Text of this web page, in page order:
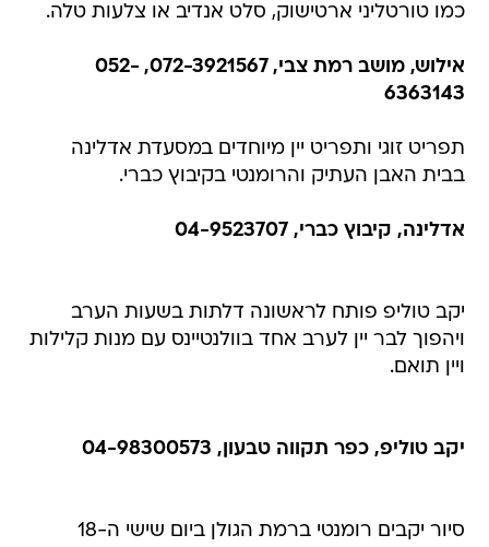
כמו טורטליני ארטישוק, סלט אנדיב או צלעות טלה.
אילוש, מושב רמת צבי, 072-3921567, 052-
6363143
תפריט זוגי ותפריט יין מיוחדים במסעדת אדלינה
בבית האבן העתיק והרומנטי בקיבוץ כברי.
אדלינה, קיבוץ כברי, 04-9523707
יקב טוליפ פותח לראשונה דלתות בשעות הערב
ויהפוך לבר יין לערב אחד בוולנטיינס עם מנות קלילות
ויין תואם.
יקב טוליפ, כפר תקווה טבעון, 04-98300573
סיור יקבים רומנטי ברמת הגולן ביום שישי ה-18